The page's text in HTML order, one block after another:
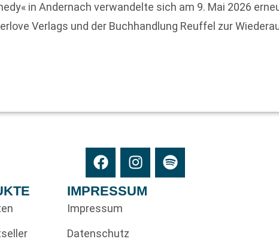
in Andernach verwandelte sich am 9. Mai 2026
Verlags und der Buchhandlung Reuffel zur
IMPRESSUM
Impressum
Datenschutz